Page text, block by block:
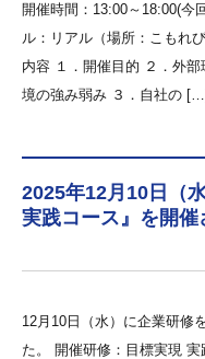
開催時間：13:00～18:00(今
ル：リアル（場所：こもれ
内容 １．開催目的 ２．外
境の強み弱み ３．自社の
2025年12月10日（
実践コース』を開催
12月10日（水）に企業研修
た。 開催研修：目標実現 実